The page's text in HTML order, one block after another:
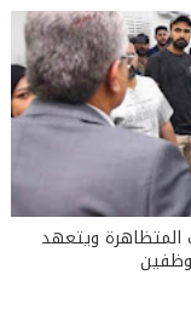
المتظاهرة ويتعهد